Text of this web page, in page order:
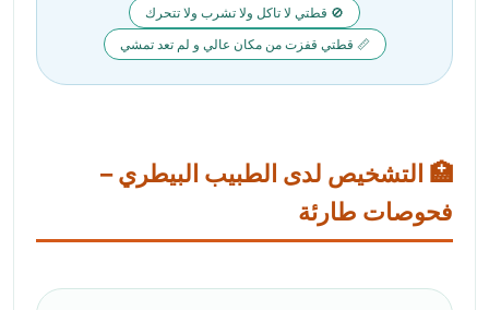
🚫 قطتي لا تاكل ولا تشرب ولا تتحرك
📏 قطتي قفزت من مكان عالي و لم تعد تمشي
🏥 التشخيص لدى الطبيب البيطري –
فحوصات طارئة